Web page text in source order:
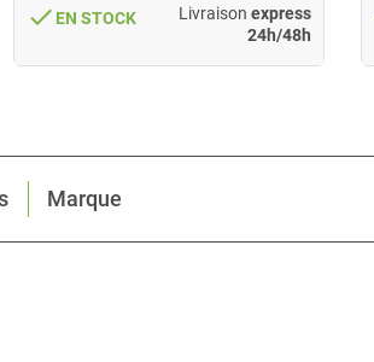
done EN STOCK Livraison express
24h/48h
Marque